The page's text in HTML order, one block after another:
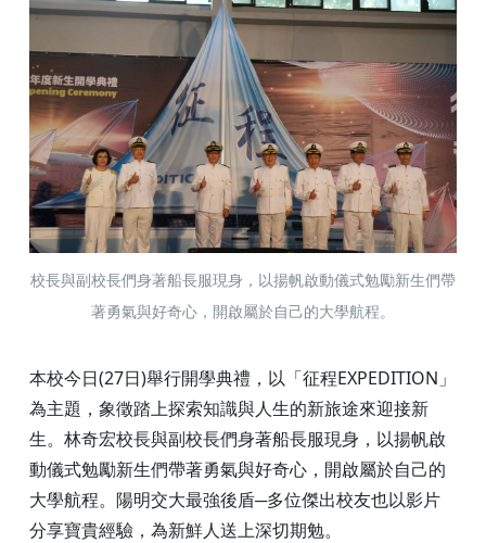
校長與副校長們身著船長服現身，以揚帆啟動儀式勉勵新生們帶
著勇氣與好奇心，開啟屬於自己的大學航程。
本校今日(27日)舉行開學典禮，以「征程EXPEDITION」
為主題，象徵踏上探索知識與人生的新旅途來迎接新
生。林奇宏校長與副校長們身著船長服現身，以揚帆啟
動儀式勉勵新生們帶著勇氣與好奇心，開啟屬於自己的
大學航程。陽明交大最強後盾─多位傑出校友也以影片
分享寶貴經驗，為新鮮人送上深切期勉。